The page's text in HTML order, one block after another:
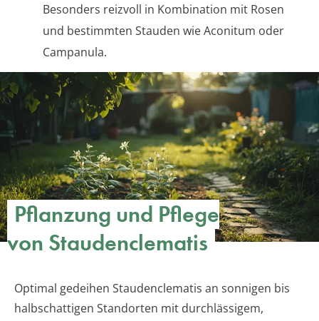
Besonders reizvoll in Kombination mit Rosen
und bestimmten Stauden wie Aconitum oder
Campanula.
Pflanzung und Pflege
von Staudenclematis
Optimal gedeihen Staudenclematis an sonnigen bis
halbschattigen Standorten mit durchlässigem,